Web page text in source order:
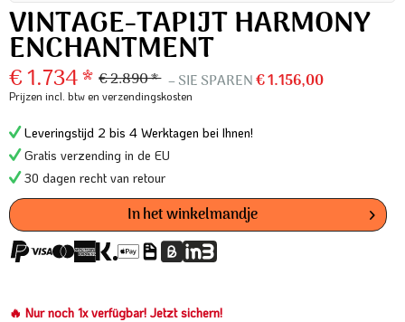
VINTAGE-TAPIJT HARMONY
ENCHANTMENT
€ 1.734 * € 2.890 * – SIE SPAREN€ 1.156,00
Prijzen incl. btwen verzendingskosten
Leveringstijd 2 bis 4 Werktagen bei Ihnen!
Gratis verzending in de EU
30 dagen recht van retour
In het winkelmandje
🔥 Nur noch 1x verfügbar! Jetzt sichern!